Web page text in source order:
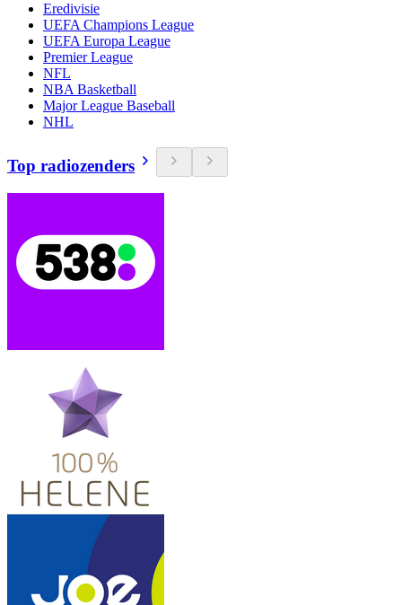
Eredivisie
UEFA Champions League
UEFA Europa League
Premier League
NFL
NBA Basketball
Major League Baseball
NHL
Top radiozenders